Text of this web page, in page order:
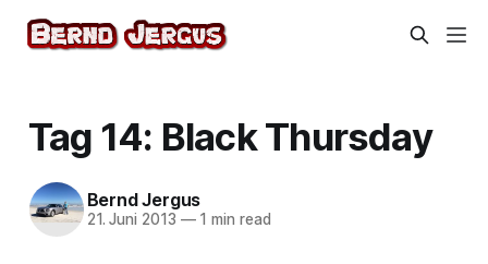
Tag 14: Black Thursday
Bernd Jergus
21. Juni 2013 —1 min read